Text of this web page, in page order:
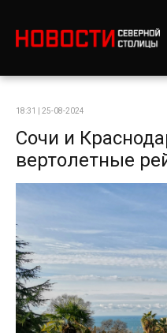
18:31 | 25-08-2024
Сочи и
вертолетные